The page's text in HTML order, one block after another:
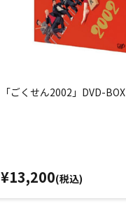
「ごくせん2002」DVD-BOX
¥13,200(税込)